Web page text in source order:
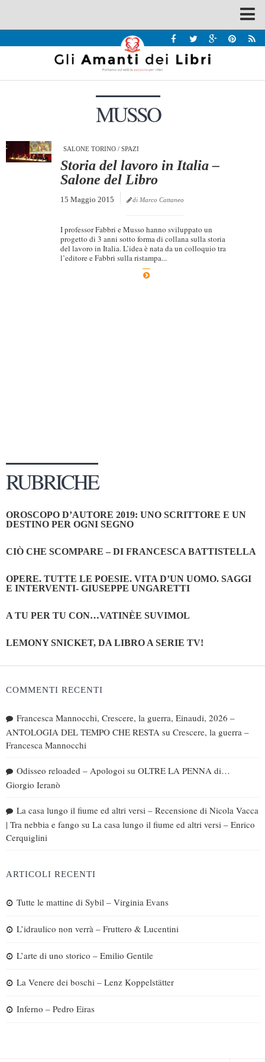
Recensioni
Interviste & Incontri
Chi siamo
Tabù Festival 2014
A Tutto Volume
Marketing
MUSSO
SALONE TORINO/ SPAZI
Storia del lavoro in Italia –
Salone del Libro
15 Maggio 2015 di Marco Cattaneo
I professor Fabbri e Musso hanno sviluppato un
progetto di 3 anni sotto forma di collana sulla storia
del lavoro in Italia. L’idea è nata da un colloquio tra
l’editore e Fabbri sulla ristampa...
RUBRICHE
OROSCOPO D’AUTORE 2019: UNO SCRITTORE E UN
DESTINO PER OGNI SEGNO
CIÒ CHE SCOMPARE – DI FRANCESCA BATTISTELLA
OPERE. TUTTE LE POESIE. VITA D’UN UOMO. SAGGI
E INTERVENTI- GIUSEPPE UNGARETTI
A TU PER TU CON…VATINÈE SUVIMOL
LEMONY SNICKET, DA LIBRO A SERIE TV!
COMMENTI RECENTI
Francesca Mannocchi, Crescere, la guerra, Einaudi, 2026 –
ANTOLOGIA DEL TEMPO CHE RESTA su Crescere, la guerra –
Francesca Mannocchi
Odisseo reloaded – Apologoi su OLTRE LA PENNA di…
Giorgio Ieranò
La casa lungo il fiume ed altri versi – Recensione di Nicola Vacca
| Tra nebbia e fango su La casa lungo il fiume ed altri versi – Enrico
Cerquiglini
ARTICOLI RECENTI
Tutte le mattine di Sybil – Virginia Evans
L’idraulico non verrà – Fruttero & Lucentini
L’arte di uno storico – Emilio Gentile
La Venere dei boschi – Lenz Koppelstätter
Inferno – Pedro Eiras